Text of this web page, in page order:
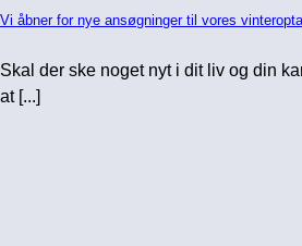
Vi åbner for nye ansøgninger til vores
Skal der ske noget nyt i dit liv og din
at [...]